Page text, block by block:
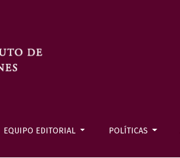
EQUIPO EDITORIAL POLÍTICAS